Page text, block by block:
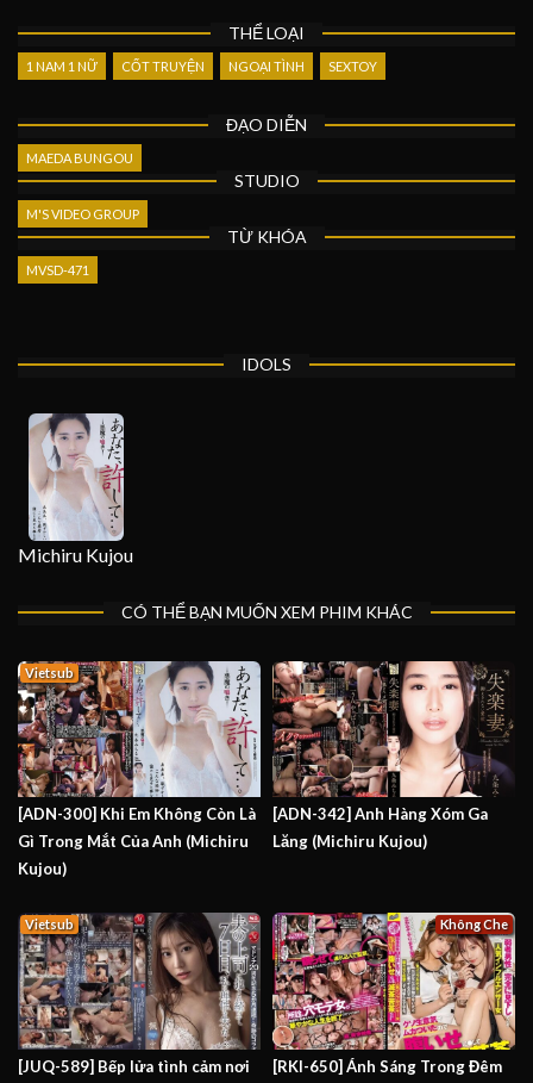
THỂ LOẠI
1 NAM 1 NỮ CỐT TRUYỆN NGOẠI TÌNH SEXTOY
ĐẠO DIỄN
MAEDA BUNGOU
STUDIO
M'S VIDEO GROUP
TỪ KHÓA
MVSD-471
IDOLS
Michiru Kujou
CÓ THỂ BẠN MUỐN XEM PHIM KHÁC
[ADN-300] Khi Em Không Còn Là
Gì Trong Mắt Của Anh (Michiru
Kujou)
Vietsub
[ADN-342] Anh Hàng Xóm Ga
Lăng (Michiru Kujou)
[JUQ-589] Bếp lửa tình cảm nơi
Vietsub
[RKI-650] Ánh Sáng Trong Đêm
Không Che